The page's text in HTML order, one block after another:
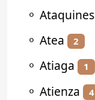
⚬ Ataquines
⚬ Atea 2
⚬ Atiaga 1
⚬ Atienza 4